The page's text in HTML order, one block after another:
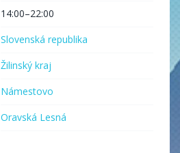
14:00–22:00
Slovenská republika
Žilinský kraj
Námestovo
Oravská Lesná